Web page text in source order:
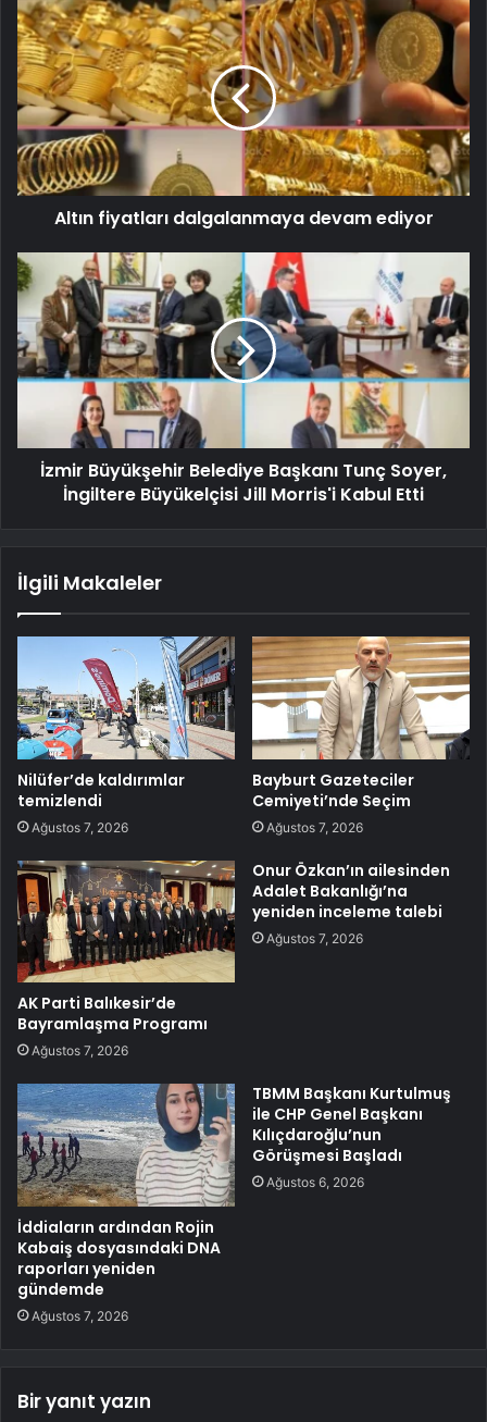
Altın fiyatları dalgalanmaya devam ediyor
İzmir Büyükşehir Belediye Başkanı Tunç Soyer,
İngiltere Büyükelçisi Jill Morris'i Kabul Etti
İlgili Makaleler
Nilüfer’de kaldırımlar
temizlendi
Ağustos 7, 2026
Bayburt Gazeteciler
Cemiyeti’nde Seçim
Ağustos 7, 2026
AK Parti Balıkesir’de
Bayramlaşma Programı
Ağustos 7, 2026
Onur Özkan’ın ailesinden
Adalet Bakanlığı’na
yeniden inceleme talebi
Ağustos 7, 2026
İddiaların ardından Rojin
Kabaiş dosyasındaki DNA
raporları yeniden
gündemde
Ağustos 7, 2026
TBMM Başkanı Kurtulmuş
ile CHP Genel Başkanı
Kılıçdaroğlu’nun
Görüşmesi Başladı
Ağustos 6, 2026
Bir yanıt yazın